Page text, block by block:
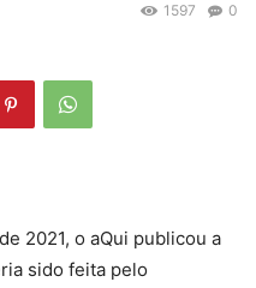
0
1597
2021, o aQui publicou a
sido feita pelo